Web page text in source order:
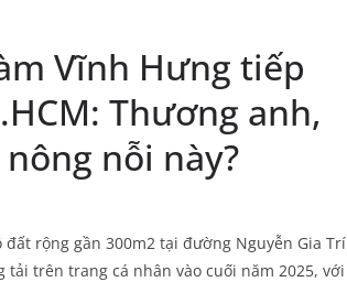
Vĩnh Hưng tiếp
Thương anh,
nỗi này?
rộng gần 300m2 tại đường Nguyễn Gia Trí
tải trên trang cá nhân vào cuối năm 2025, với